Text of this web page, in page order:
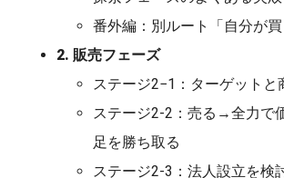
番外編：別ルート「自分が買
2. 販売フェーズ
ステージ2−1：ターゲットと
ステージ2-2：売る→全力で
足を勝ち取る
ステージ2-3：法人設立を検